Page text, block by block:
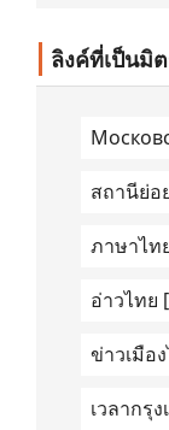
ลิงค์ที่เป็นมิ
สถานีย่อ
ภาษาไท
อ่าวไทย
ข่าวเมือ
เวลากรุง